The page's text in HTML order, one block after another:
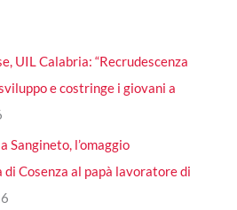
UIL Calabria: “Recrudescenza
e costringe i giovani a
Sangineto, l’omaggio
di Cosenza al papà lavoratore di